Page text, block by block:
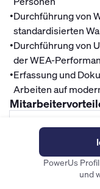
•Durchführung von
standardisierten
•Durchführung von
der WEA-
•Erfassung und
Arbeiten auf
Finanzen
PowerUs
und